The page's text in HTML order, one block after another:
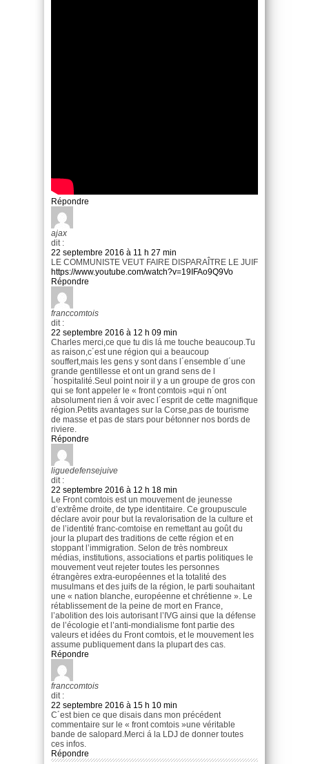
Répondre
ajax
dit :
22 septembre 2016 à 11 h 27 min
LE COMMUNISTE VEUT FAIRE DISPARAÎTRE LE JUIF
https://www.youtube.com/watch?v=19IFAo9Q9Vo
Répondre
franccomtois
dit :
22 septembre 2016 à 12 h 09 min
Charles merci,ce que tu dis lá me touche beaucoup.Tu
as raison,c´est une région qui a beaucoup
souffert,mais les gens y sont dans l´ensemble d´une
grande gentillesse et ont un grand sens de l
´hospitalité.Seul point noir il y a un groupe de gros con
qui se font appeler le « front comtois »qui n´ont
absolument rien á voir avec l´esprit de cette magnifique
région.Petits avantages sur la Corse,pas de tourisme
de masse et pas de stars pour bétonner nos bords de
riviere.
Répondre
liguedefensejuive
dit :
22 septembre 2016 à 12 h 18 min
Le Front comtois est un mouvement de jeunesse
d’extrême droite, de type identitaire. Ce groupuscule
déclare avoir pour but la revalorisation de la culture et
de l’identité franc-comtoise en remettant au goût du
jour la plupart des traditions de cette région et en
stoppant l’immigration. Selon de très nombreux
médias, institutions, associations et partis politiques le
mouvement veut rejeter toutes les personnes
étrangères extra-européennes et la totalité des
musulmans et des juifs de la région, le parti souhaitant
une « nation blanche, européenne et chrétienne ». Le
rétablissement de la peine de mort en France,
l’abolition des lois autorisant l’IVG ainsi que la défense
de l’écologie et l’anti-mondialisme font partie des
valeurs et idées du Front comtois, et le mouvement les
assume publiquement dans la plupart des cas.
Répondre
franccomtois
dit :
22 septembre 2016 à 15 h 10 min
C´est bien ce que disais dans mon précédent
commentaire sur le « front comtois »une véritable
bande de salopard.Merci á la LDJ de donner toutes
ces infos.
Répondre